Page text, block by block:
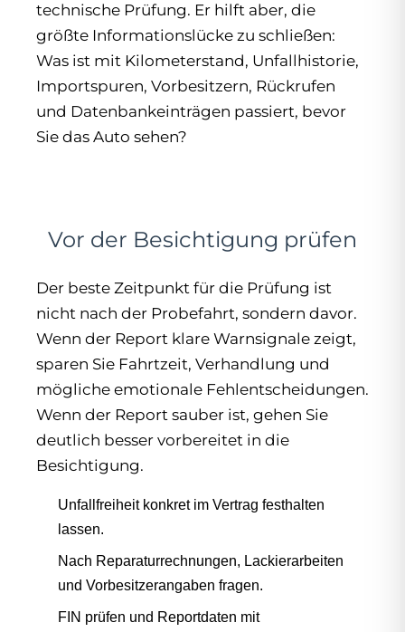
technische Prüfung. Er hilft aber, die
größte Informationslücke zu schließen:
Was ist mit Kilometerstand, Unfallhistorie,
Importspuren, Vorbesitzern, Rückrufen
und Datenbankeinträgen passiert, bevor
Sie das Auto sehen?
Vor der Besichtigung prüfen
Der beste Zeitpunkt für die Prüfung ist
nicht nach der Probefahrt, sondern davor.
Wenn der Report klare Warnsignale zeigt,
sparen Sie Fahrtzeit, Verhandlung und
mögliche emotionale Fehlentscheidungen.
Wenn der Report sauber ist, gehen Sie
deutlich besser vorbereitet in die
Besichtigung.
Unfallfreiheit konkret im Vertrag festhalten
lassen.
Nach Reparaturrechnungen, Lackierarbeiten
und Vorbesitzerangaben fragen.
FIN prüfen und Reportdaten mit